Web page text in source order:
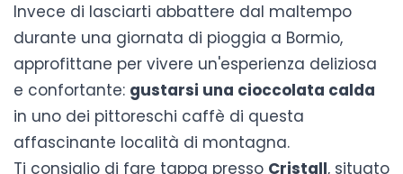
Invece di lasciarti abbattere dal maltempo
durante una giornata di pioggia a Bormio,
approfittane per vivere un'esperienza deliziosa
e confortante: gustarsi una cioccolata calda
in uno dei pittoreschi caffè di questa
affascinante località di montagna.
Ti consiglio di fare tappa presso Cristall, situato